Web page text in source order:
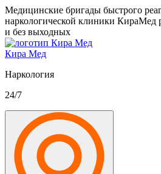
Медицинские бригады быстрого
наркологической клиники КираМед
и без выходных
Кира Мед
Наркология
24/7